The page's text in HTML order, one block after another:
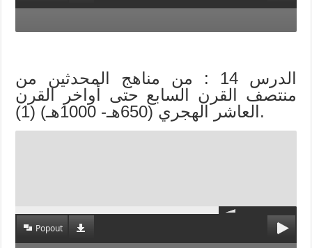
الدرس 14 : من مناهج المحدثين من
منتصف القرن السابع حتى أواخر القرن
العاشر الهجري (650هـ- 1000هـ) (1).
Popout